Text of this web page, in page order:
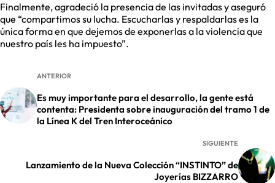
Finalmente, agradeció la presencia de las invitadas y aseguró
que “compartimos su lucha. Escucharlas y respaldarlas es la
única forma en que dejemos de exponerlas a la violencia que
nuestro país les ha impuesto”.
ANTERIOR
Es muy importante para el desarrollo, la gente está
contenta: Presidenta sobre inauguración del tramo 1 de
la Línea K del Tren Interoceánico
SIGUIENTE
Lanzamiento de la Nueva Colección “INSTINTO” de
Joyerías BIZZARRO